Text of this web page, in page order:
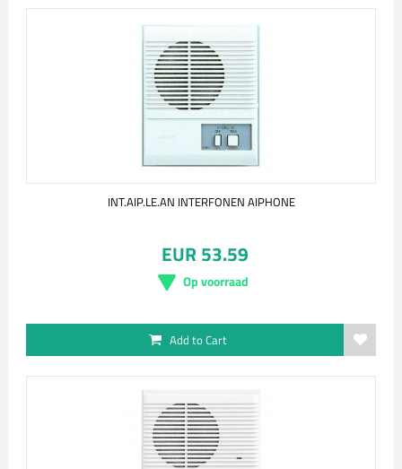
INT.AIP.LE.AN INTERFONEN AIPHONE
EUR 53.59
Op voorraad
Add to Cart